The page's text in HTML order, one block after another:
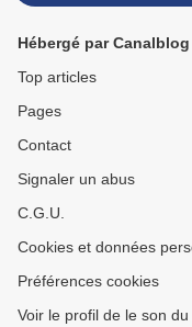
Hébergé par Canalblog
Top articles
Pages
Contact
Signaler un abus
C.G.U.
Cookies et données
Préférences cookies
Voir le profil de le son